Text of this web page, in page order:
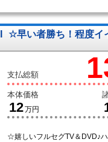
☆早い者勝ち！程度イ
支払総額
本体価格
12万円
☆嬉しいフルセグTV＆DVD♪